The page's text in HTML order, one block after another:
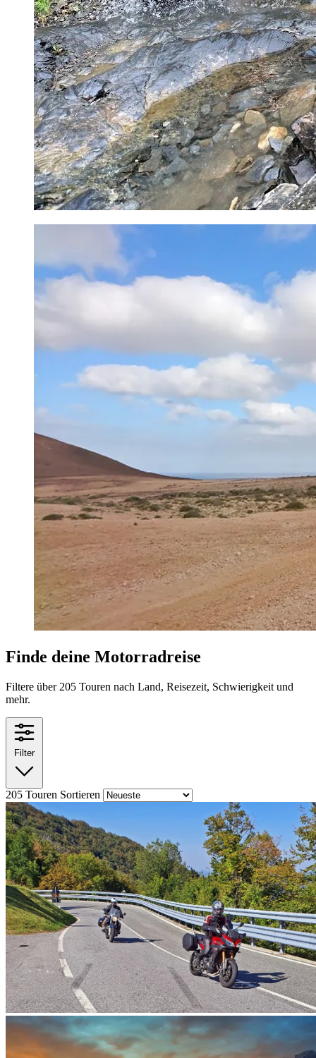
Finde deine Motorradreise
Filtere über 205 Touren nach Land, Reisezeit, Schwierigkeit und
mehr.
Filter
205 Touren Sortieren